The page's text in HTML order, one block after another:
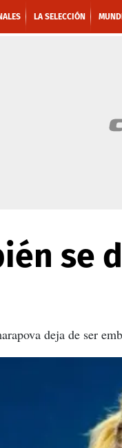
LA SELECCIÓN
se
deja de ser